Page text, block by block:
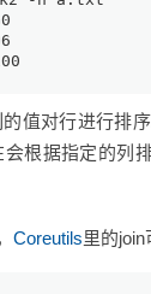
值对行进行排
根据指定的列
Coreutils里的